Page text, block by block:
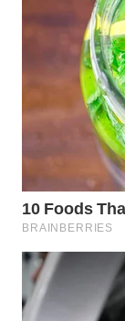
TANGERANG
WN
WN
INDRAMAYU
KUNINGAN